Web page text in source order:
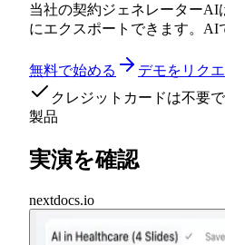
当社の契約ジェネレーターAI
にエクスポートできます。AI
無料で始める
デモをリク
クレジットカードは不要
製品
実演を確認
nextdocs.io